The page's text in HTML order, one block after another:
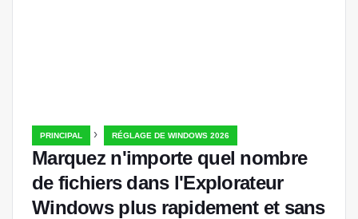
PRINCIPAL › RÉGLAGE DE WINDOWS 2026
Marquez n'importe quel nombre
de fichiers dans l'Explorateur
Windows plus rapidement et sans